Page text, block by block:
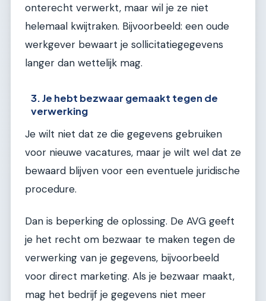
onterecht verwerkt, maar wil je ze niet
helemaal kwijtraken. Bijvoorbeeld: een oude
werkgever bewaart je sollicitatiegegevens
langer dan wettelijk mag.
3. Je hebt bezwaar gemaakt tegen de
verwerking
Je wilt niet dat ze die gegevens gebruiken
voor nieuwe vacatures, maar je wilt wel dat ze
bewaard blijven voor een eventuele juridische
procedure.
Dan is beperking de oplossing. De AVG geeft
je het recht om bezwaar te maken tegen de
verwerking van je gegevens, bijvoorbeeld
voor direct marketing. Als je bezwaar maakt,
mag het bedrijf je gegevens niet meer